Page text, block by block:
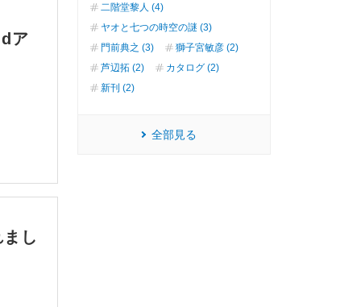
ア
し
二階堂黎人 (4)
ヤオと七つの時空の謎 (3)
門前典之 (3)
獅子宮敏彦 (2)
芦辺拓 (2)
カタログ (2)
新刊 (2)
全部見る